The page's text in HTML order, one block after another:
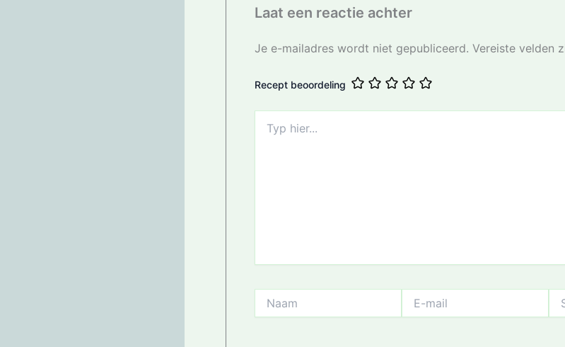
Laat een reactie achter
Je e-mailadres wordt niet gepubliceerd. Vereiste velden
Recept beoordeling
hier...
mail